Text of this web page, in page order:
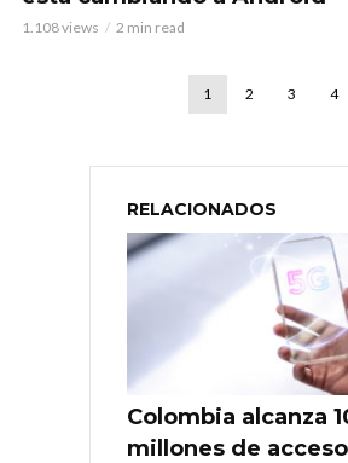
1.108 views 2 min read
1 2 3 4
RELACIONADOS
Colombia alcanza
millones de